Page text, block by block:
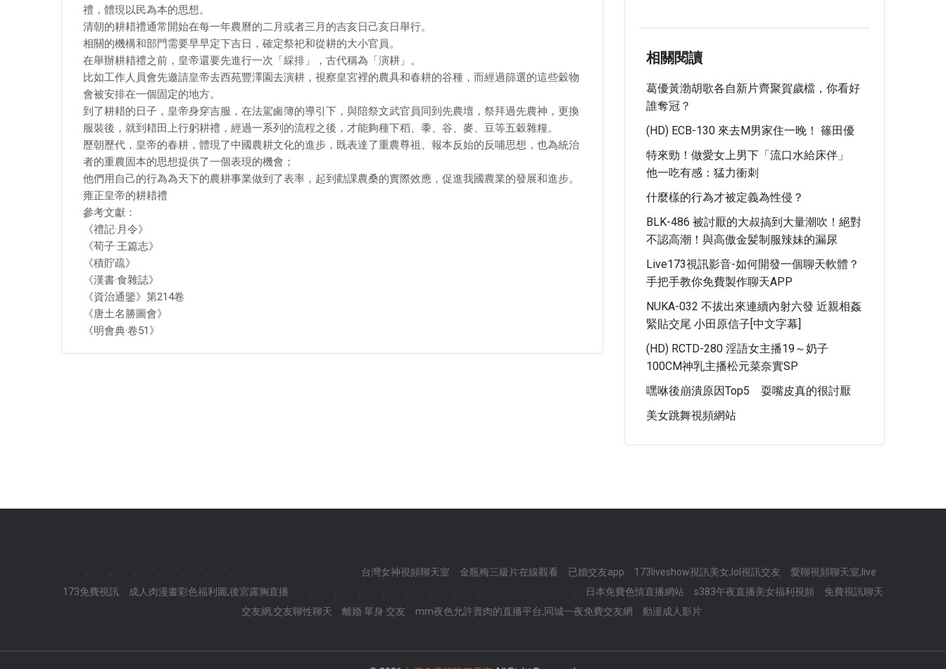
禮，體現以民為本的思想。
清朝的耕耤禮通常開始在每一年農曆的二月或者三月的吉亥日己亥日舉行。
相關的機構和部門需要早早定下吉日，確定祭祀和從耕的大小官員。
在舉辦耕耤禮之前，皇帝還要先進行一次「綵排」，古代稱為「演耕」。
比如工作人員會先邀請皇帝去西苑豐澤園去演耕，視察皇宮裡的農具和春耕的谷種，而經過篩選的這些穀物
會被安排在一個固定的地方。
到了耕耤的日子，皇帝身穿吉服，在法駕鹵簿的導引下，與陪祭文武官員同到先農壇，祭拜過先農神，更換
服裝後，就到耤田上行躬耕禮，經過一系列的流程之後，才能夠種下稻、黍、谷、麥、豆等五穀雜糧。
歷朝歷代，皇帝的春耕，體現了中國農耕文化的進步，既表達了重農尊祖、報本反始的反哺思想，也為統治
者的重農固本的思想提供了一個表現的機會；
他們用自己的行為為天下的農耕事業做到了表率，起到勸課農桑的實際效應，促進我國農業的發展和進步。
雍正皇帝的耕耤禮
參考文獻：
《禮記·月令》
《荀子·王篇志》
《積貯疏》
《漢書·食雜誌》
《資治通鑒》第214卷
《唐土名勝圖會》
《明會典·卷51》
相關閱讀
葛優黃渤胡歌各自新片齊聚賀歲檔，你看好
誰奪冠？
(HD) ECB-130 來去M男家住一晚！ 篠田優
特來勁！做愛女上男下「流口水給床伴」
他一吃有感：猛力衝刺
什麼樣的行為才被定義為性侵？
BLK-486 被討厭的大叔搞到大量潮吹！絕對
不認高潮！與高傲金髪制服辣妹的漏尿
Live173視訊影音-如何開發一個聊天軟體？
手把手教你免費製作聊天APP
NUKA-032 不拔出來連續內射六發 近親相姦
緊貼交尾 小田原信子[中文字幕]
(HD) RCTD-280 淫語女主播19～奶子
100CM神乳主播松元菜奈實SP
嘿咻後崩潰原因Top5 耍嘴皮真的很討厭
美女跳舞視頻網站
台灣女神視頻聊天室 金瓶梅三級片在線觀看 已婚交友app 173liveshow視訊美女,lol視訊交友
愛聊視頻聊天室,live
173免費視訊
成人肉漫畫彩色福利圖,後宮露胸直播 日本免費色情直播網站 s383午夜直播美女福利視頻
免費視訊聊天
交友網,交友聊性聊天
離婚 單身 交友 mm夜色允許賣肉的直播平台,同城一夜免費交友網 動漫成人影片